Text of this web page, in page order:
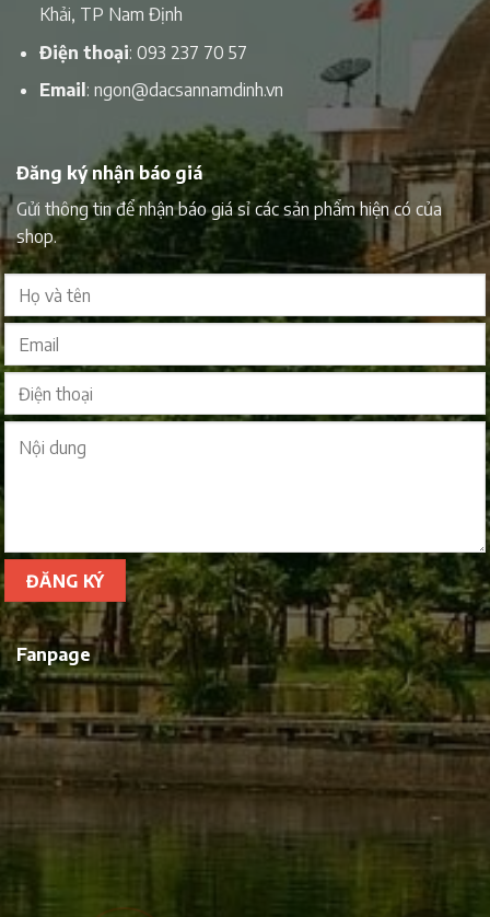
Khải, TP Nam Định
Điện thoại: 093 237 70 57
Email : ngon@dacsannamdinh.vn
Đăng ký nhận báo giá
Gửi thông tin để nhận báo giá sỉ các sản phẩm hiện có của
shop.
Fanpage